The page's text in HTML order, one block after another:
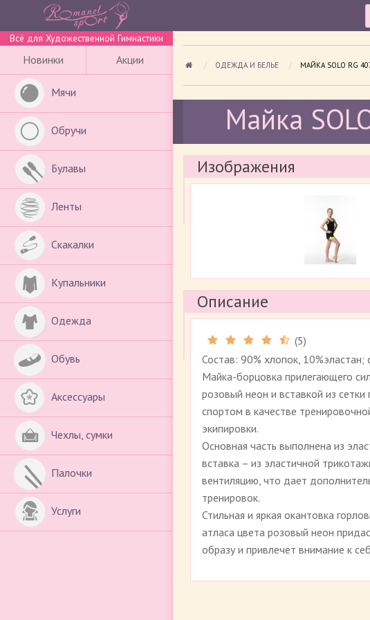
ОДЕЖДА И БЕЛЬЕ МАЙКА SOLO RG
Майка
Изображения
Описание
(5)
Состав: 90% хлопок, 10%эластан;
Майка-борцовка прилегающего
розовый неон и вставкой из
спортом в качестве
экипировки.
Основная часть выполнена из
вставка – из эластичной
вентиляцию, что дает
тренировок.
Стильная и яркая окантовка
атласа цвета розовый неон
образу и привлечет внимание к
Всё для Художественной Гимнастики
Новинки Акции
Мячи
Обручи
Булавы
Ленты
Скакалки
Купальники
Одежда
Обувь
Аксессуары
Чехлы, сумки
Палочки
Услуги